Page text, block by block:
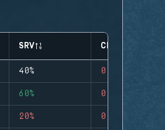
SRV CLUTCHES
40% 0
60% 0
20% 0